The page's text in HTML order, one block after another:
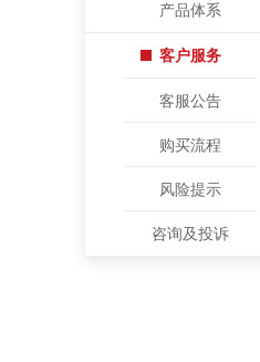
产品体系
客户服务
客服公告
购买流程
风险提示
咨询及投诉